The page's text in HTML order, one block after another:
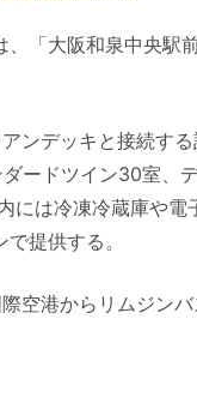
「大阪和泉中央駅
ンデッキと接続す
ードツイン30室、デ
には冷凍冷蔵庫や電
提供する。
空港からリムジンバ